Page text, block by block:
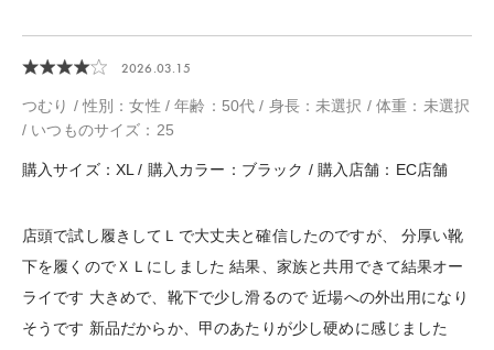
2026.03.15
つむり / 性別：女性 / 年齢：50代 / 身長：未選択 / 体重：未選択
/ いつものサイズ：25
購入サイズ：XL / 購入カラー：ブラック / 購入店舗：EC店舗
店頭で試し履きしてＬで大丈夫と確信したのですが、 分厚い靴
下を履くのでＸＬにしました 結果、家族と共用できて結果オー
ライです 大きめで、靴下で少し滑るので 近場への外出用になり
そうです 新品だからか、甲のあたりが少し硬めに感じました